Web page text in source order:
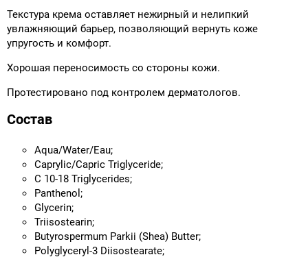
Текстура крема оставляет нежирный и нелипкий
увлажняющий барьер, позволяющий вернуть коже
упругость и комфорт.
Хорошая переносимость со стороны кожи.
Протестировано под контролем дерматологов.
Состав
Aqua/Water/Eau;
Caprylic/Capric Triglyceride;
C 10-18 Triglycerides;
Panthenol;
Glycerin;
Triisostearin;
Butyrospermum Parkii (Shea) Butter;
Polyglyceryl-3 Diisostearate;